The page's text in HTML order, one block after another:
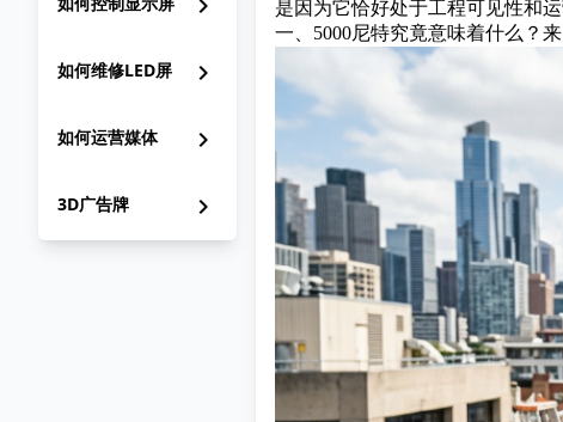
chevron_right
如何维修LED屏 chevron_right
如何运营媒体 chevron_right
3D广告牌 chevron_right
是因为它恰好处于工程可见性和运
一、5000尼特究竟意味着什么？